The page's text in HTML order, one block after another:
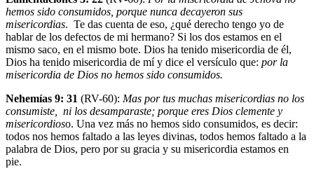
hemos sido consumidos, porque nunca decayeron sus
misericordias. Te das cuenta de eso, ¿qué derecho tengo yo de
hablar de los defectos de mi hermano? Si los dos estamos en el
mismo saco, en el mismo bote. Dios ha tenido misericordia de él,
Dios ha tenido misericordia de mí y dice el versículo que: por la
misericordia de Dios no hemos sido consumidos.
Nehemías 9: 31 (RV-60): Mas por tus muchas misericordias no los
consumiste, ni los desamparaste; porque eres Dios clemente y
misericordioso. Una vez más no hemos sido consumidos, es decir:
todos nos hemos faltado a las leyes divinas, todos hemos faltado a la
palabra de Dios, pero por su gracia y su misericordia estamos en
pie.